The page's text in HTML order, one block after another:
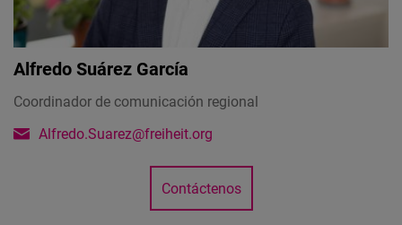
Alfredo Suárez García
Coordinador de comunicación regional
Alfredo.Suarez@freiheit.org
Contáctenos